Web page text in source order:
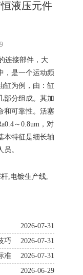
液压元件
连接部件，大
，是一个运动频
缸为例，由：缸
部分组成。其加
可靠性。 活塞
～0.8um，对
本特征是细长轴
。
,电镀生产线,
2026-07-31
巧
2026-07-31
准
2026-07-31
2026-06-29